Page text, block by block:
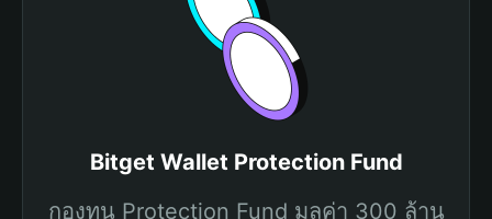
Bitget Wallet Protection Fund
กองทุน Protection Fund มูลค่า 300 ล้าน